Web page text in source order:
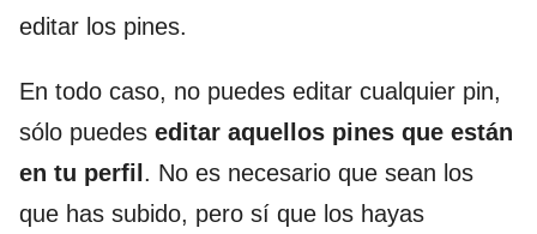
editar los pines.
En todo caso, no puedes editar cualquier pin,
sólo puedes editar aquellos pines que están
en tu perfil . No es necesario que sean los
que has subido, pero sí que los hayas